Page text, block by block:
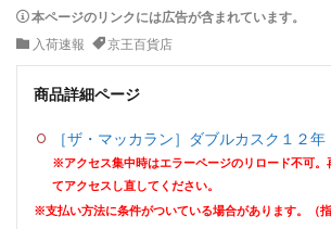
本ページのリンクには広告が含まれています。
入荷速報
京王百貨店
商品詳細ページ
［ザ・マッカラン］ダブルカスク１２年
※アクセス集中時はエラーページのリロード不可。
てアクセスし直してください。
※支払い方法に条件がついている場合があります。（